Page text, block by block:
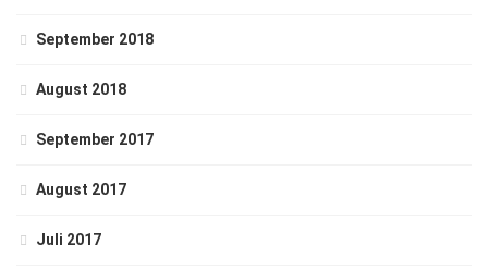
September 2018
August 2018
September 2017
August 2017
Juli 2017